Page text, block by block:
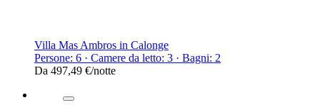
Villa Mas Ambros in Calonge
Persone: 6 · Camere da letto: 3 · Bagni: 2
Da 497,49 €/notte